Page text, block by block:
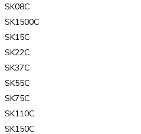
SK08C
SK1500C
SK15C
SK22C
SK37C
SK55C
SK75C
SK110C
SK150C